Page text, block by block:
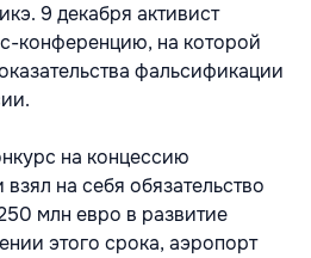
9 декабря активист
конференцию, на которой
фальсификации
на концессию
на себя обязательство
млн евро в развитие
этого срока, аэропорт